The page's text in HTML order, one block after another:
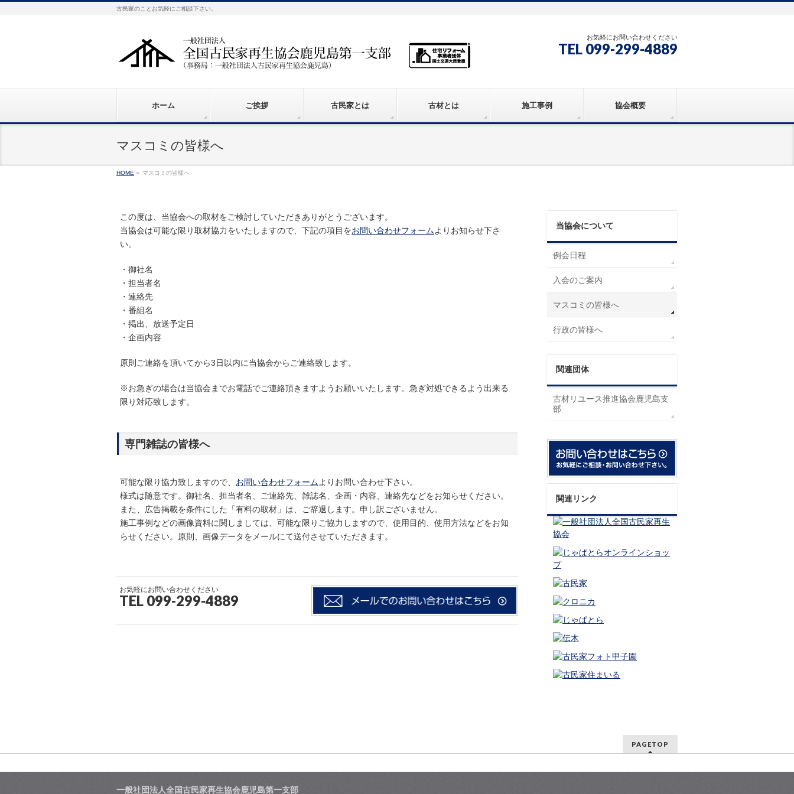
古民家のことお気軽にご相談下さい。
お気軽にお問い合わせください
TEL 099-299-4889
ホーム ご挨拶 古民家とは 古材とは 施工事例 協会概要
マスコミの皆様へ
HOME » マスコミの皆様へ
この度は、当協会への取材をご検討していただきありがとうございます。
当協会は可能な限り取材協力をいたしますので、下記の項目をお問い合わせフォームよりお知らせ下さ
い。
・御社名
・担当者名
・連絡先
・番組名
・掲出、放送予定日
・企画内容
原則ご連絡を頂いてから3日以内に当協会からご連絡致します。
※お急ぎの場合は当協会までお電話でご連絡頂きますようお願いいたします。急ぎ対処できるよう出来る
限り対応致します。
専門雑誌の皆様へ
可能な限り協力致しますので、 お問い合わせフォームよりお問い合わせ下さい。
様式は随意です。御社名、担当者名、ご連絡先、雑誌名、企画・内容、連絡先などをお知らせください。
また、広告掲載を条件にした「有料の取材」は、ご辞退します。申し訳ございません。
施工事例などの画像資料に関しましては、可能な限りご協力しますので、使用目的、使用方法などをお知
らせください。原則、画像データをメールにて送付させていただきます。
お気軽にお問い合わせください
TEL 099-299-4889
当協会について
例会日程
入会のご案内
マスコミの皆様へ
行政の皆様へ
関連団体
古材リユース推進協会鹿児島支
部
関連リンク
PAGETOP
一般社団法人全国古民家再生協会鹿児島第一支部